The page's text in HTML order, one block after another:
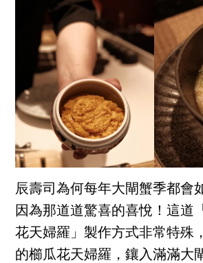
辰壽司為何每年大閘蟹季都會
因為那道道驚喜的喜悅！這道
花天婦羅」製作方式非常特殊
的櫛瓜花天婦羅，鑲入滿滿大